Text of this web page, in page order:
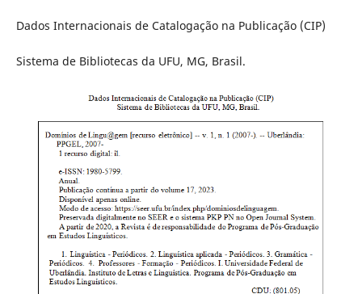
Dados Internacionais de Catalogação na Publicação (CIP)
Sistema de Bibliotecas da UFU, MG, Brasil.